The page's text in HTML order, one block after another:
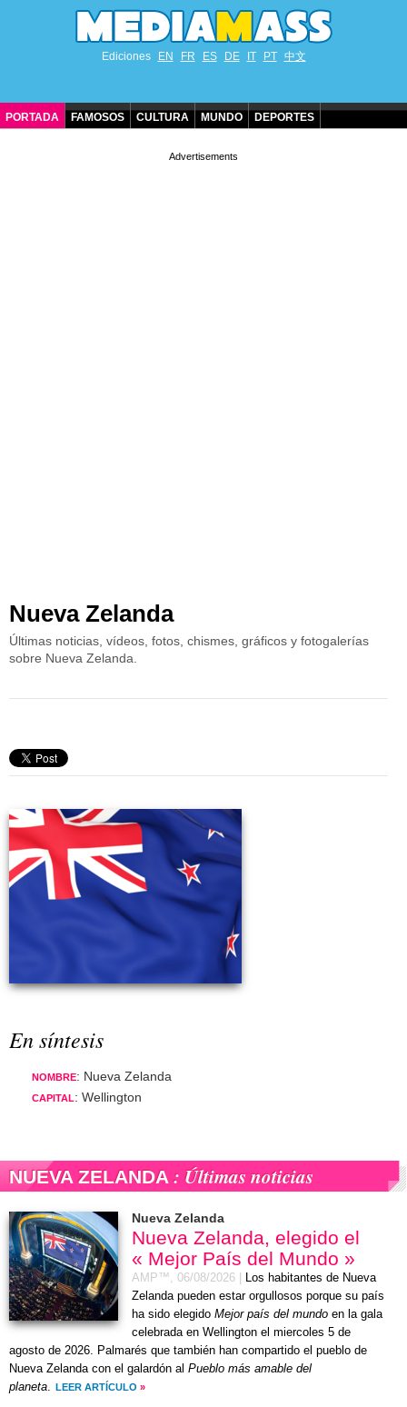
Ediciones EN FR ES DE IT PT 中文
PORTADA FAMOSOS CULTURA MUNDO DEPORTES
Nueva Zelanda
Últimas noticias, vídeos, fotos, chismes, gráficos y fotogalerías
sobre Nueva Zelanda.
En síntesis
NOMBRE: Nueva Zelanda
CAPITAL: Wellington
NUEVA ZELANDA : Últimas noticias
Nueva Zelanda
Nueva Zelanda, elegido el
« Mejor País del Mundo »
AMP™, 06/08/2026
Los habitantes de Nueva
Zelanda pueden estar orgullosos porque su país
ha sido elegido Mejor país del mundo en la gala
celebrada en Wellington el miercoles 5 de
agosto de 2026. Palmarés que también han compartido el pueblo de
Nueva Zelanda con el galardón al Pueblo más amable del
planeta. LEER ARTÍCULO »